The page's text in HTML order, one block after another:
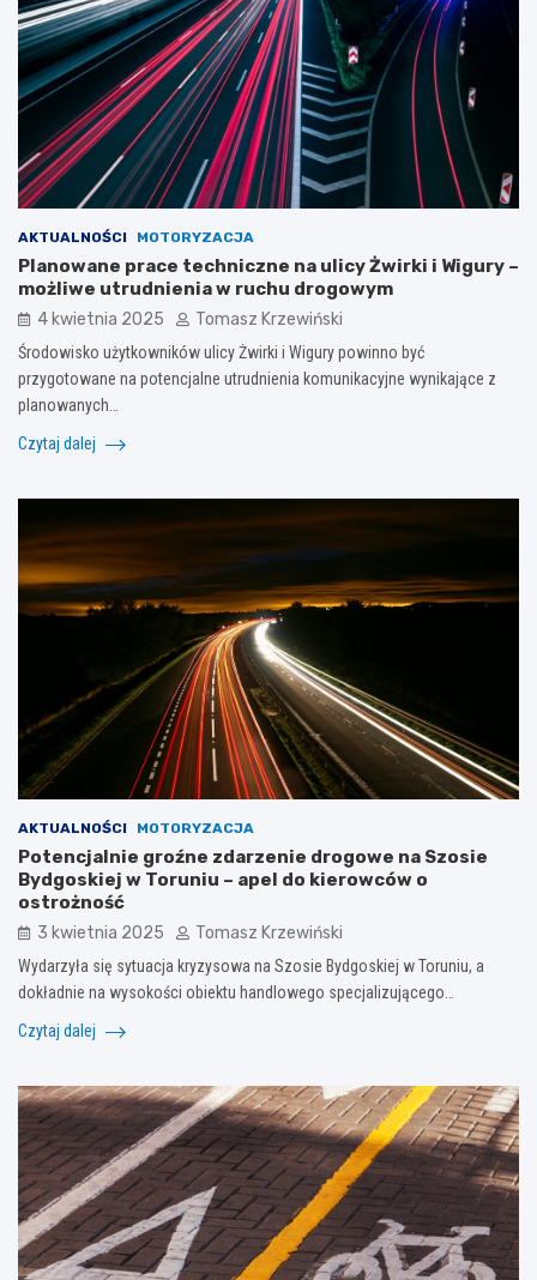
AKTUALNOŚCI MOTORYZACJA
Planowane prace techniczne na ulicy Żwirki i Wigury –
możliwe utrudnienia w ruchu drogowym
4 kwietnia 2025 Tomasz Krzewiński
Środowisko użytkowników ulicy Żwirki i Wigury powinno być
przygotowane na potencjalne utrudnienia komunikacyjne wynikające z
planowanych…
Czytaj dalej
AKTUALNOŚCI MOTORYZACJA
Potencjalnie groźne zdarzenie drogowe na Szosie
Bydgoskiej w Toruniu – apel do kierowców o
ostrożność
3 kwietnia 2025 Tomasz Krzewiński
Wydarzyła się sytuacja kryzysowa na Szosie Bydgoskiej w Toruniu, a
dokładnie na wysokości obiektu handlowego specjalizującego…
Czytaj dalej